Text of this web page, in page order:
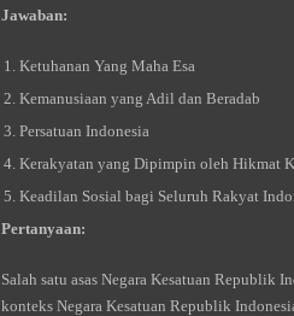
Jawaban:
Ketuhanan Yang Maha Esa
Kemanusiaan yang Adil dan Beradab
Persatuan Indonesia
Kerakyatan yang Dipimpin oleh Hikmat
Keadilan Sosial bagi Seluruh Rakyat
Pertanyaan:
Salah satu asas Negara Kesatuan Republik
konteks Negara Kesatuan Republik